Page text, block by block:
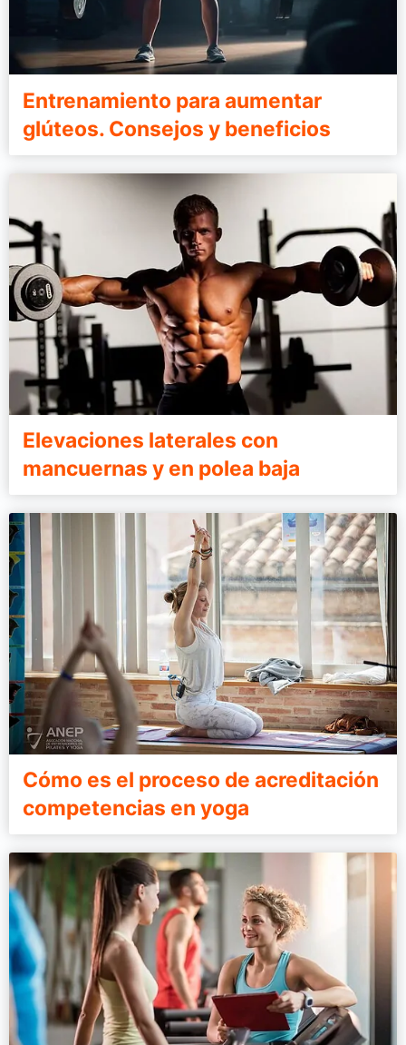
Entrenamiento para aumentar
glúteos. Consejos y beneficios
Elevaciones laterales con
mancuernas y en polea baja
Cómo es el proceso de acreditación
competencias en yoga